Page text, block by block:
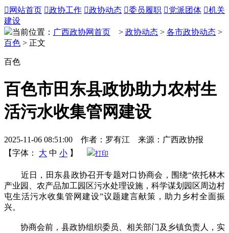
 网站首页 政协工作 政协动态 委员履职 党派团体 机关
建设
当前位置： 广西政协网首页 > 政协动态 > 各市政协动态 >
百色 > 正文
百色
百色市田东县政协助力农村生
活污水收集管网建设
2025-11-06 08:51:00 作者：罗有江 来源：广西政协报
【字体：
大 中 小 】 打印
近日，田东县政协召开专题对口协商会，围绕“依托林木
产业园、农产品加工园区污水处理设施，科学谋划园区周边村
屯生活污水收集管网建设”议题建言献策，助力乡村全面振
兴。
协商会前，县政协组织委员、相关部门及乡镇负责人，实